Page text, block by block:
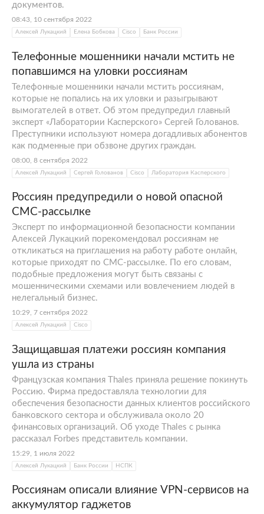
документов.
08:43, 10 сентября 2022
Алексей Лукацкий Елена Бобкова Cisco Банк России
Телефонные мошенники начали мстить не
попавшимся на уловки россиянам
Телефонные мошенники начали мстить россиянам,
которые не попались на их уловки и разыгрывают
вымогателей в ответ. Об этом предупредил главный
эксперт «Лаборатории Касперского» Сергей Голованов.
Преступники используют номера догадливых абонентов
как подменные при обзвоне других граждан.
08:00, 8 сентября 2022
Алексей Лукацкий Сергей Голованов Cisco Лаборатория Касперского
Россиян предупредили о новой опасной
СМС-рассылке
Эксперт по информационной безопасности компании
Алексей Лукацкий порекомендовал россиянам не
откликаться на приглашения на работу работе онлайн,
которые приходят по СМС-рассылке. По его словам,
подобные предложения могут быть связаны с
мошенническими схемами или вовлечением людей в
нелегальный бизнес.
10:29, 7 сентября 2022
Алексей Лукацкий Cisco
Защищавшая платежи россиян компания
ушла из страны
Французская компания Thales приняла решение покинуть
Россию. Фирма предоставляла технологии для
обеспечения безопасности данных клиентов российского
банковского сектора и обслуживала около 20
финансовых организаций. Об уходе Thales с рынка
рассказал Forbes представитель компании.
15:29, 1 июля 2022
Алексей Лукацкий Банк России НСПК
Россиянам описали влияние VPN-сервисов на
аккумулятор гаджетов